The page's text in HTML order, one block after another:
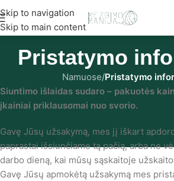
Skip to navigation
Skip to main content
eur!
Pristatymo
Namuose/Pristatymo
Siuntimo išlaidas sudaro – pakuotės
įkainiai priklausomai nuo svorio.
Gavę Jūsų užsakymą, mes jį iškart
paprastai išsiunčiame tą pačią, arba ne
darbo dieną, kai mūsų sąskaitoje
Gavę Jūsų apmokėtą užsakymą mes